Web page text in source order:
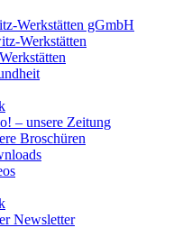
Werkstätten gGmbH
Werkstätten
– unsere Zeitung
Broschüren
Newsletter